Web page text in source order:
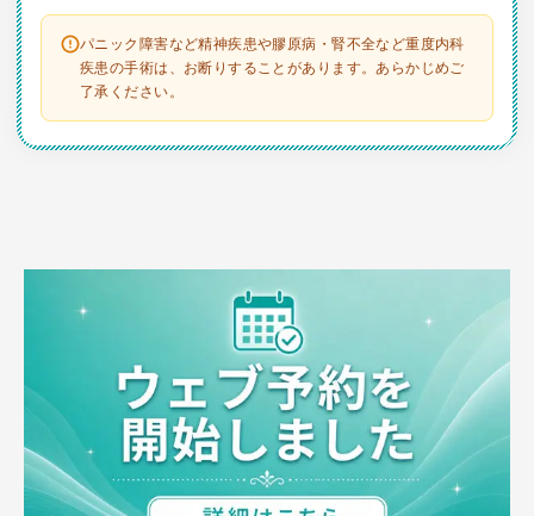
パニック障害など精神疾患や膠原病・腎不全など重度内科
疾患の手術は、お断りすることがあります。あらかじめご
了承ください。